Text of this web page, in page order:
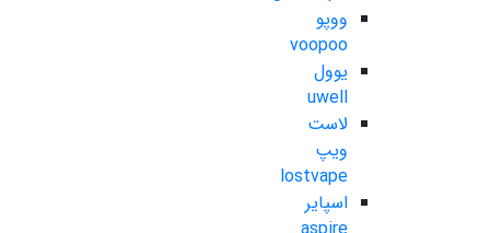
ووپو
voopoo
یوول
uwell
لاست
ویپ
lostvape
اسپایر